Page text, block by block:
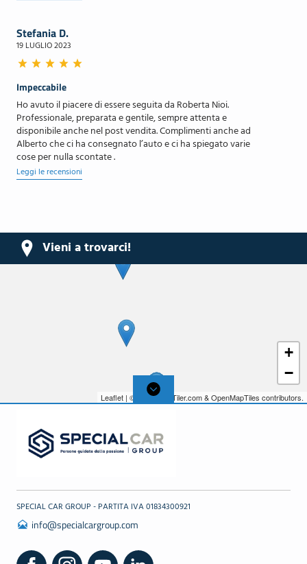
Stefania D.
19 LUGLIO 2023
Impeccabile
Ho avuto il piacere di essere seguita da Roberta Nioi.
Professionale, preparata e gentile, sempre attenta e
disponibile anche nel post vendita. Complimenti anche ad
Alberto che ci ha consegnato l’auto e ci ha spiegato varie
cose per nulla scontate .
Leggi le recensioni
Vieni a trovarci!
+
−
Leaflet | © 2026,MapTiler.com&OpenMapTiles contributors.
SPECIAL CAR GROUP - PARTITA IVA 01834300921
info@specialcargroup.com